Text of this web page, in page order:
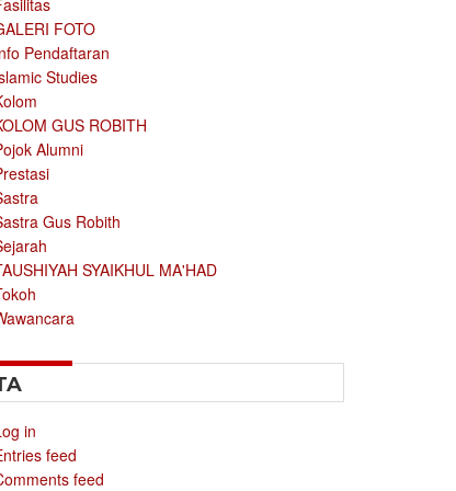
FOTO
Pendaftaran
Studies
GUS ROBITH
Alumni
Gus Robith
SYAIKHUL MA'HAD
in
feed
feed